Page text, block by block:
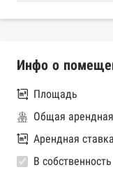
Инфо о
Площадь
Общая
Арендная
В собственность